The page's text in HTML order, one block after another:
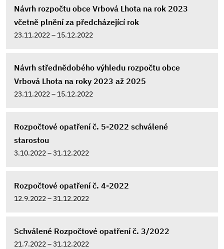
Návrh rozpočtu obce Vrbová Lhota na rok 2023
včetně plnění za předcházející rok
23.11.2022 – 15.12.2022
Návrh střednědobého výhledu rozpočtu obce
Vrbová Lhota na roky 2023 až 2025
23.11.2022 – 15.12.2022
Rozpočtové opatření č. 5-2022 schválené
starostou
3.10.2022 – 31.12.2022
Rozpočtové opatření č. 4-2022
12.9.2022 – 31.12.2022
Schválené Rozpočtové opatření č. 3/2022
21.7.2022 – 31.12.2022